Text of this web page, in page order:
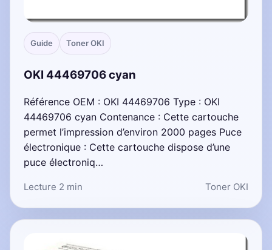
Guide Toner OKI
OKI 44469706 cyan
Référence OEM : OKI 44469706 Type : OKI
44469706 cyan Contenance : Cette cartouche
permet l’impression d’environ 2000 pages Puce
électronique : Cette cartouche dispose d’une
puce électroniq…
Lecture 2 min Toner OKI